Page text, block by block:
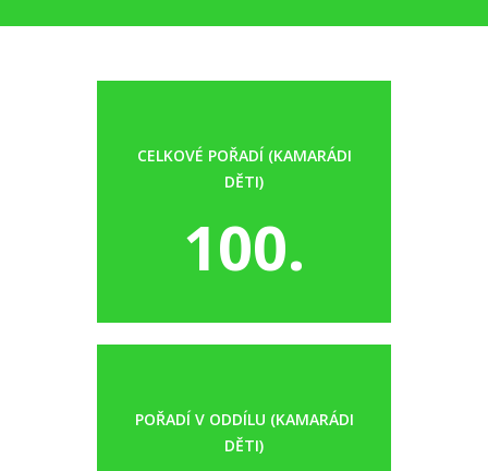
CELKOVÉ POŘADÍ (KAMARÁDI
DĚTI)
100.
POŘADÍ V ODDÍLU (KAMARÁDI
DĚTI)